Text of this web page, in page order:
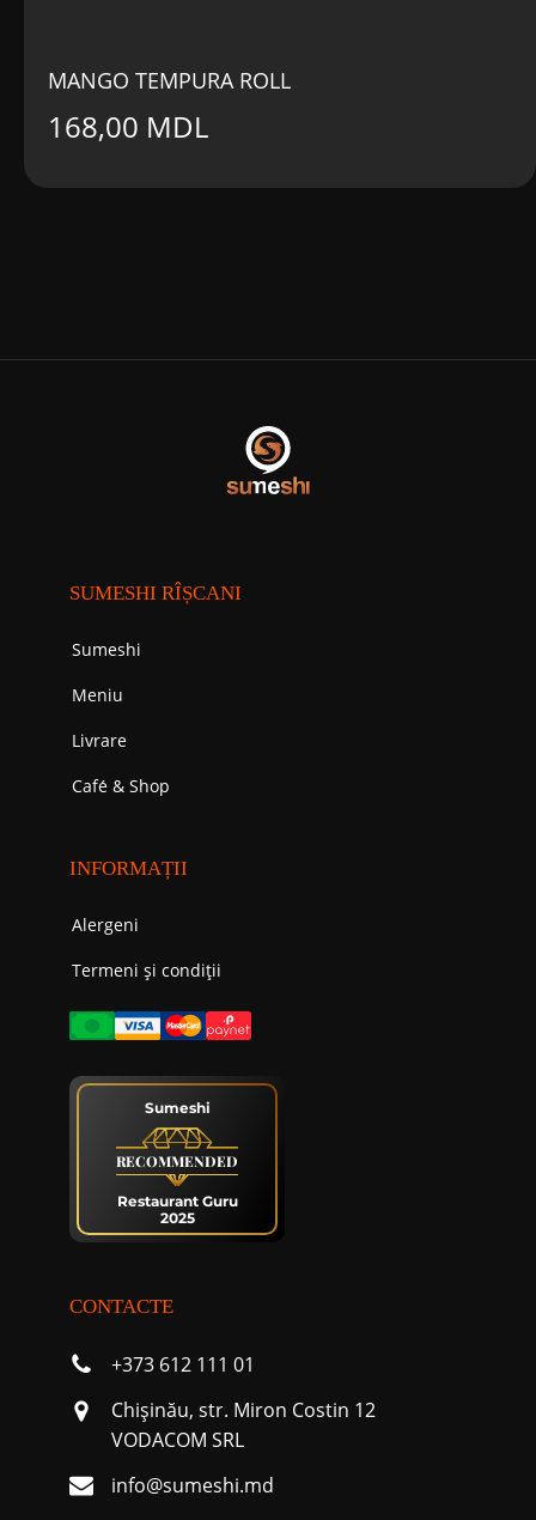
MANGO TEMPURA ROLL
168,00 MDL
SUMESHI RÎȘCANI
Sumeshi
Meniu
Livrare
Cafе́ & Shop
INFORMAȚII
Alergeni
Termeni și condiții
Sumeshi
RECOMMENDED
Restaurant Guru
2025
CONTACTE
+373 612 111 01
Chişinău, str. Miron Costin 12
VODACOM SRL
info@sumeshi.md